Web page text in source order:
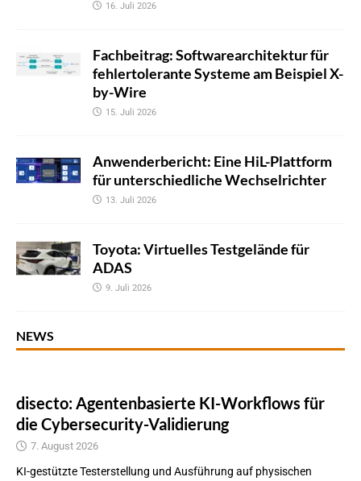
16. Juli 2026
Fachbeitrag: Softwarearchitektur für
fehlertolerante Systeme am Beispiel X-
by-Wire
15. Juli 2026
Anwenderbericht: Eine HiL-Plattform
für unterschiedliche Wechselrichter
13. Juli 2026
Toyota: Virtuelles Testgelände für
ADAS
9. Juli 2026
NEWS
disecto: Agentenbasierte KI-Workflows für
die Cybersecurity-Validierung
7. August 2026
KI-gestützte Testerstellung und Ausführung auf physischen